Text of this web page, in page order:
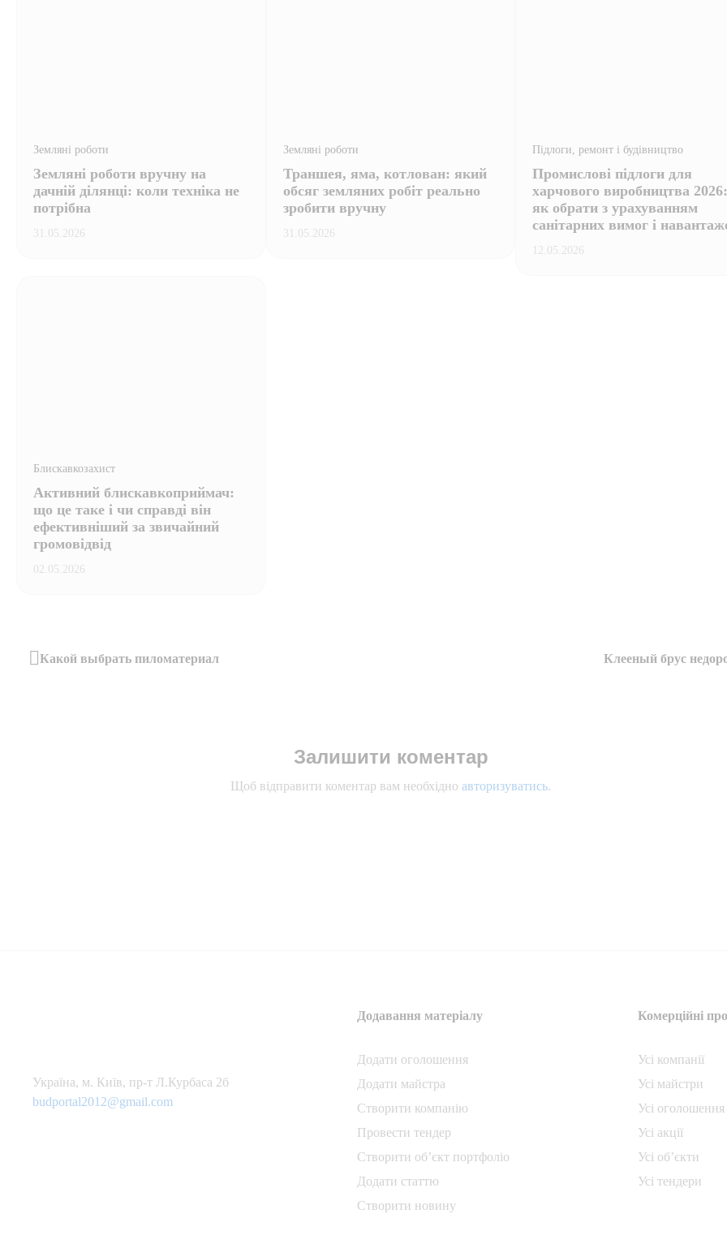
Земляні роботи
Земляні роботи вручну на
дачній ділянці: коли техніка не
потрібна
31.05.2026
Земляні роботи
Траншея, яма, котлован: який
обсяг земляних робіт реально
зробити вручну
31.05.2026
Підлоги, ремонт і будівництво
Промислові підлоги для
харчового виробництва 2026:
як обрати з урахуванням
санітарних вимог і
12.05.2026
Блискавкозахист
Активний блискавкоприймач:
що це таке і чи справді він
ефективніший за звичайний
громовідвід
02.05.2026
Навігація
Previous
Какой выбрать пиломатериал Клееный брус
Залишити коментар
Щоб відправити коментар вам необхідно авторизуватись.
Українa, м. Київ, пр-т Л.Курбаса 2б
budportal2012@gmail.com
Додавання матеріалу
Додати oголошення
Додати майстра
Створити компанiю
Провести тендер
Створити об’єкт портфоліо
Додати статтю
Створити новину
Комерційні
Усі компанії
Усі майстри
Усі оголошення
Усі акції
Усі об’єкти
Усі тендери